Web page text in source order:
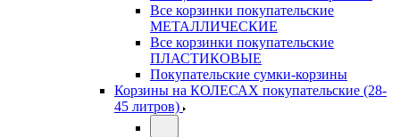
Все корзинки покупательские
МЕТАЛЛИЧЕСКИЕ
Все корзинки покупательские
ПЛАСТИКОВЫЕ
Покупательские сумки-корзины
Корзины на КОЛЕСАХ покупательские (28-
45 литров)